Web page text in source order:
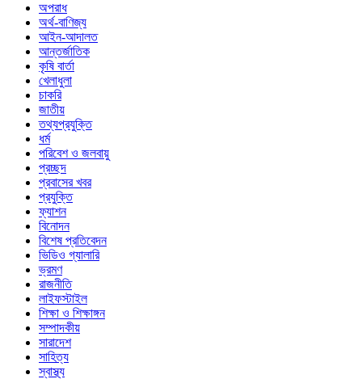
অপরাধ
অর্থ-বাণিজ্য
আইন-আদালত
আন্তর্জাতিক
কৃষি বার্তা
খেলাধুলা
চাকরি
জাতীয়
তথ্যপ্রযুক্তি
ধর্ম
পরিবেশ ও জলবায়ু
প্রচ্ছদ
প্রবাসের খবর
প্রযুক্তি
ফ্যাশন
বিনোদন
বিশেষ প্রতিবেদন
ভিডিও গ্যালারি
ভ্রমণ
রাজনীতি
লাইফস্টাইল
শিক্ষা ও শিক্ষাঙ্গন
সম্পাদকীয়
সারাদেশ
সাহিত্য
স্বাস্থ্য